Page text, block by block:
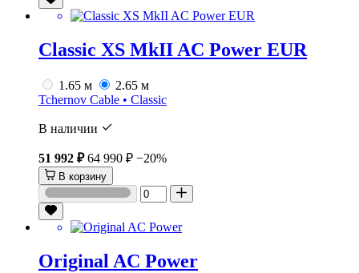
Classic XS MkII AC Power EUR
1.65 м
2.65 м
Tchernov Cable • Classic
В наличии
51 992 ₽ 64 990 ₽ −20%
В корзину
Original AC Power